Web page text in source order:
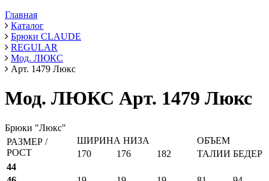
Главная
Каталог
Брюки CLAUDE
REGULAR
Мод. ЛЮКС
Арт. 1479 Люкс
Мод. ЛЮКС Арт. 1479 Люкс
Брюки "Люкс"
РАЗМЕР /
РОСТ
ШИРИНА НИЗА
ОБЪЕМ
170
176 182 ТАЛИИ БЕДЕР
44